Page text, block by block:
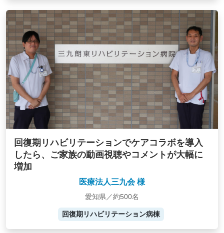
回復期リハビリテーションでケアコラボを導入
したら、ご家族の動画視聴やコメントが大幅に
増加
医療法人三九会 様
愛知県／約500名
回復期リハビリテーション病棟